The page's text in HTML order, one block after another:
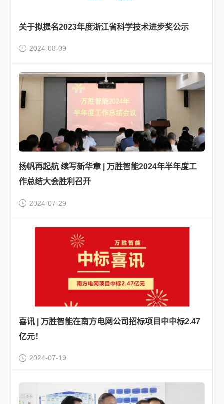
关于拟提名2023年度浙江省科学技术进步奖公示
2024-08-09
扬帆再起航 续写新华章 | 万胜智能2024年半年度工
作总结大会胜利召开
2024-07-29
喜讯 | 万胜智能在南方电网公司招标项目中中标2.47
亿元！
2024-07-19